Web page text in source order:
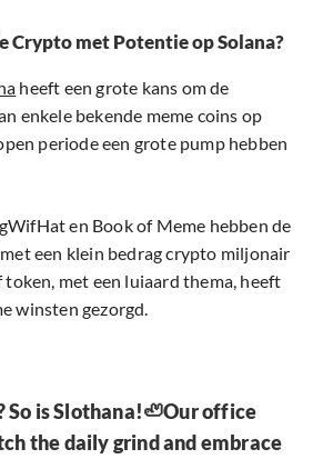
Crypto met Potentie op Solana?
heeft een grote kans om de
enkele bekende meme coins op
periode een grote pump hebben
en Book of Meme hebben de
een klein bedrag crypto miljonair
token, met een luiaard thema, heeft
winsten gezorgd.
So is Slothana!🦥Our office
the daily grind and embrace